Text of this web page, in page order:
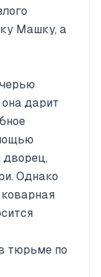
Машку, а
дарит
дворец,
Однако
тюрьме по